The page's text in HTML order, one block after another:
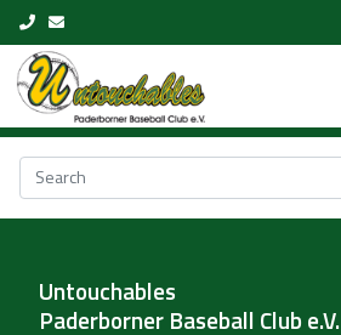
Skip to content
Untouchables
Paderborner Baseball Club e.V.